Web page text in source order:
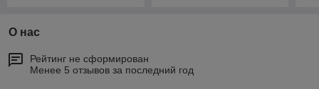
О нас
Рейтинг не сформирован
Менее 5 отзывов за последний год